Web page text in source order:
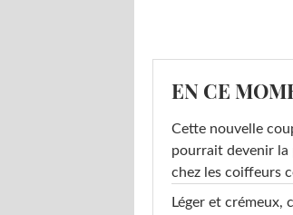
EN CE
Cette nouvelle
pourrait devenir la
chez les coiffeurs
Léger et crémeux,